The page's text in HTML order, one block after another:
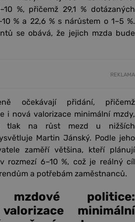
%, přičemž 29,1 % dotázaných
% a 22,6 % s nárůstem o 1–5 %.
se obává, že jejich mzda bude
REKLAMA
očekávají přidání, přičemž
i nová valorizace minimální mzdy,
tlak na růst mezd u nižších
Martin Jánský. Podle jeho
zaměří většina, kteří plánují
rozmezí 6–10 %, což je reálný cíl
a potřebám zaměstnanců.
politice:
minimální